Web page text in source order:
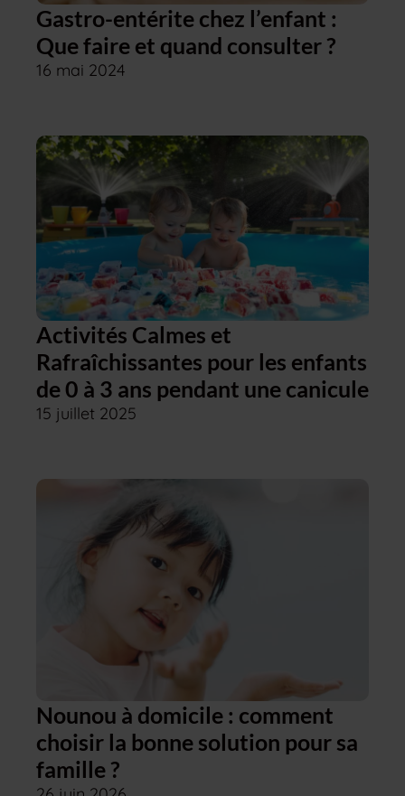
Gastro-entérite chez l’enfant :
Que faire et quand consulter ?
16 mai 2024
Activités Calmes et
Rafraîchissantes pour les enfants
de 0 à 3 ans pendant une canicule
15 juillet 2025
Nounou à domicile : comment
choisir la bonne solution pour sa
famille ?